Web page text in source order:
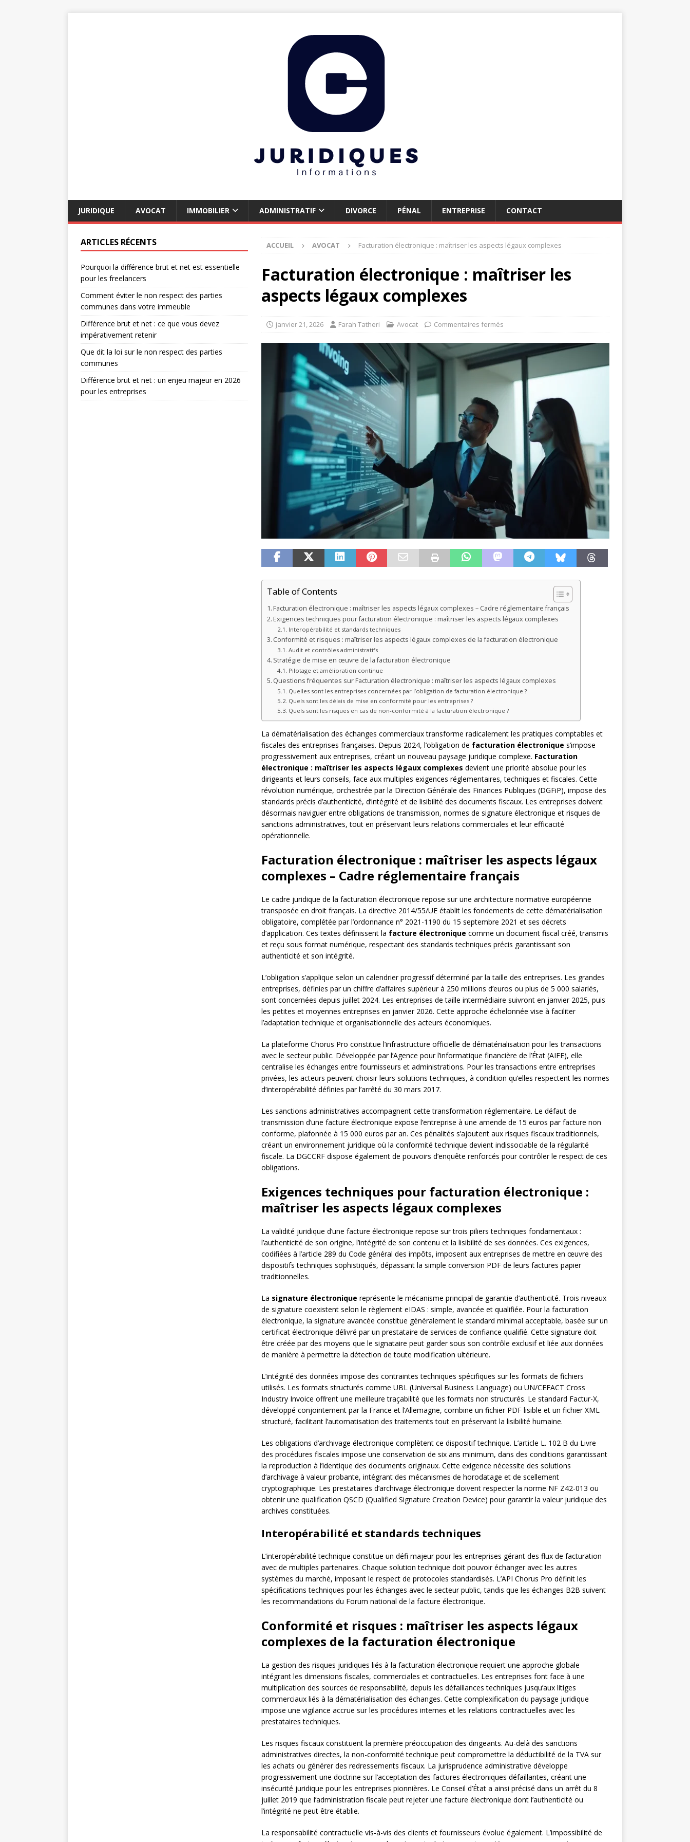
JURIDIQUE AVOCAT IMMOBILIER ADMINISTRATIF DIVORCE PÉNAL ENTREPRISE CONTACT
ACCUEIL AVOCAT Facturation électronique : maîtriser les aspects légaux complexes
Facturation électronique : maîtriser les
aspects légaux complexes
janvier 21, 2026 Farah Tatheri Avocat Commentaires fermés
Table of Contents
Facturation électronique : maîtriser les aspects légaux complexes – Cadre réglementaire français
Exigences techniques pour facturation électronique : maîtriser les aspects légaux complexes
Interopérabilité et standards techniques
Conformité et risques : maîtriser les aspects légaux complexes de la facturation électronique
Audit et contrôles administratifs
Stratégie de mise en œuvre de la facturation électronique
Pilotage et amélioration continue
Questions fréquentes sur Facturation électronique : maîtriser les aspects légaux complexes
Quelles sont les entreprises concernées par l’obligation de facturation électronique ?
Quels sont les délais de mise en conformité pour les entreprises ?
Quels sont les risques en cas de non-conformité à la facturation électronique ?
La dématérialisation des échanges commerciaux transforme radicalement les pratiques comptables et
fiscales des entreprises françaises. Depuis 2024, l’obligation de facturation électronique s’impose
progressivement aux entreprises, créant un nouveau paysage juridique complexe. Facturation
électronique : maîtriser les aspects légaux complexes devient une priorité absolue pour les
dirigeants et leurs conseils, face aux multiples exigences réglementaires, techniques et fiscales. Cette
révolution numérique, orchestrée par la Direction Générale des Finances Publiques (DGFiP), impose des
standards précis d’authenticité, d’intégrité et de lisibilité des documents fiscaux. Les entreprises doivent
désormais naviguer entre obligations de transmission, normes de signature électronique et risques de
sanctions administratives, tout en préservant leurs relations commerciales et leur efficacité
opérationnelle.
Facturation électronique : maîtriser les aspects légaux
complexes – Cadre réglementaire français
Le cadre juridique de la facturation électronique repose sur une architecture normative européenne
transposée en droit français. La directive 2014/55/UE établit les fondements de cette dématérialisation
obligatoire, complétée par l’ordonnance n° 2021-1190 du 15 septembre 2021 et ses décrets
d’application. Ces textes définissent la facture électronique comme un document fiscal créé, transmis
et reçu sous format numérique, respectant des standards techniques précis garantissant son
authenticité et son intégrité.
L’obligation s’applique selon un calendrier progressif déterminé par la taille des entreprises. Les grandes
entreprises, définies par un chiffre d’affaires supérieur à 250 millions d’euros ou plus de 5 000 salariés,
sont concernées depuis juillet 2024. Les entreprises de taille intermédiaire suivront en janvier 2025, puis
les petites et moyennes entreprises en janvier 2026. Cette approche échelonnée vise à faciliter
l’adaptation technique et organisationnelle des acteurs économiques.
La plateforme Chorus Pro constitue l’infrastructure officielle de dématérialisation pour les transactions
avec le secteur public. Développée par l’Agence pour l’informatique financière de l’État (AIFE), elle
centralise les échanges entre fournisseurs et administrations. Pour les transactions entre entreprises
privées, les acteurs peuvent choisir leurs solutions techniques, à condition qu’elles respectent les normes
d’interopérabilité définies par l’arrêté du 30 mars 2017.
Les sanctions administratives accompagnent cette transformation réglementaire. Le défaut de
transmission d’une facture électronique expose l’entreprise à une amende de 15 euros par facture non
conforme, plafonnée à 15 000 euros par an. Ces pénalités s’ajoutent aux risques fiscaux traditionnels,
créant un environnement juridique où la conformité technique devient indissociable de la régularité
fiscale. La DGCCRF dispose également de pouvoirs d’enquête renforcés pour contrôler le respect de ces
obligations.
Exigences techniques pour facturation électronique :
maîtriser les aspects légaux complexes
La validité juridique d’une facture électronique repose sur trois piliers techniques fondamentaux :
l’authenticité de son origine, l’intégrité de son contenu et la lisibilité de ses données. Ces exigences,
codifiées à l’article 289 du Code général des impôts, imposent aux entreprises de mettre en œuvre des
dispositifs techniques sophistiqués, dépassant la simple conversion PDF de leurs factures papier
traditionnelles.
La signature électronique représente le mécanisme principal de garantie d’authenticité. Trois niveaux
de signature coexistent selon le règlement eIDAS : simple, avancée et qualifiée. Pour la facturation
électronique, la signature avancée constitue généralement le standard minimal acceptable, basée sur un
certificat électronique délivré par un prestataire de services de confiance qualifié. Cette signature doit
être créée par des moyens que le signataire peut garder sous son contrôle exclusif et liée aux données
de manière à permettre la détection de toute modification ultérieure.
L’intégrité des données impose des contraintes techniques spécifiques sur les formats de fichiers
utilisés. Les formats structurés comme UBL (Universal Business Language) ou UN/CEFACT Cross
Industry Invoice offrent une meilleure traçabilité que les formats non structurés. Le standard Factur-X,
développé conjointement par la France et l’Allemagne, combine un fichier PDF lisible et un fichier XML
structuré, facilitant l’automatisation des traitements tout en préservant la lisibilité humaine.
Les obligations d’archivage électronique complètent ce dispositif technique. L’article L. 102 B du Livre
des procédures fiscales impose une conservation de six ans minimum, dans des conditions garantissant
la reproduction à l’identique des documents originaux. Cette exigence nécessite des solutions
d’archivage à valeur probante, intégrant des mécanismes de horodatage et de scellement
cryptographique. Les prestataires d’archivage électronique doivent respecter la norme NF Z42-013 ou
obtenir une qualification QSCD (Qualified Signature Creation Device) pour garantir la valeur juridique des
archives constituées.
Interopérabilité et standards techniques
L’interopérabilité technique constitue un défi majeur pour les entreprises gérant des flux de facturation
avec de multiples partenaires. Chaque solution technique doit pouvoir échanger avec les autres
systèmes du marché, imposant le respect de protocoles standardisés. L’API Chorus Pro définit les
spécifications techniques pour les échanges avec le secteur public, tandis que les échanges B2B suivent
les recommandations du Forum national de la facture électronique.
Conformité et risques : maîtriser les aspects légaux
complexes de la facturation électronique
La gestion des risques juridiques liés à la facturation électronique requiert une approche globale
intégrant les dimensions fiscales, commerciales et contractuelles. Les entreprises font face à une
multiplication des sources de responsabilité, depuis les défaillances techniques jusqu’aux litiges
commerciaux liés à la dématérialisation des échanges. Cette complexification du paysage juridique
impose une vigilance accrue sur les procédures internes et les relations contractuelles avec les
prestataires techniques.
Les risques fiscaux constituent la première préoccupation des dirigeants. Au-delà des sanctions
administratives directes, la non-conformité technique peut compromettre la déductibilité de la TVA sur
les achats ou générer des redressements fiscaux. La jurisprudence administrative développe
progressivement une doctrine sur l’acceptation des factures électroniques défaillantes, créant une
insécurité juridique pour les entreprises pionnières. Le Conseil d’État a ainsi précisé dans un arrêt du 8
juillet 2019 que l’administration fiscale peut rejeter une facture électronique dont l’authenticité ou
l’intégrité ne peut être établie.
La responsabilité contractuelle vis-à-vis des clients et fournisseurs évolue également. L’impossibilité de
ARTICLES RÉCENTS
Pourquoi la différence brut et net est essentielle
pour les freelancers
Comment éviter le non respect des parties
communes dans votre immeuble
Différence brut et net : ce que vous devez
impérativement retenir
Que dit la loi sur le non respect des parties
communes
Différence brut et net : un enjeu majeur en 2026
pour les entreprises